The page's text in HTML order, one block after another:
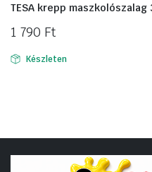
TESA krepp maszkolószalag
1 790 Ft
Készleten